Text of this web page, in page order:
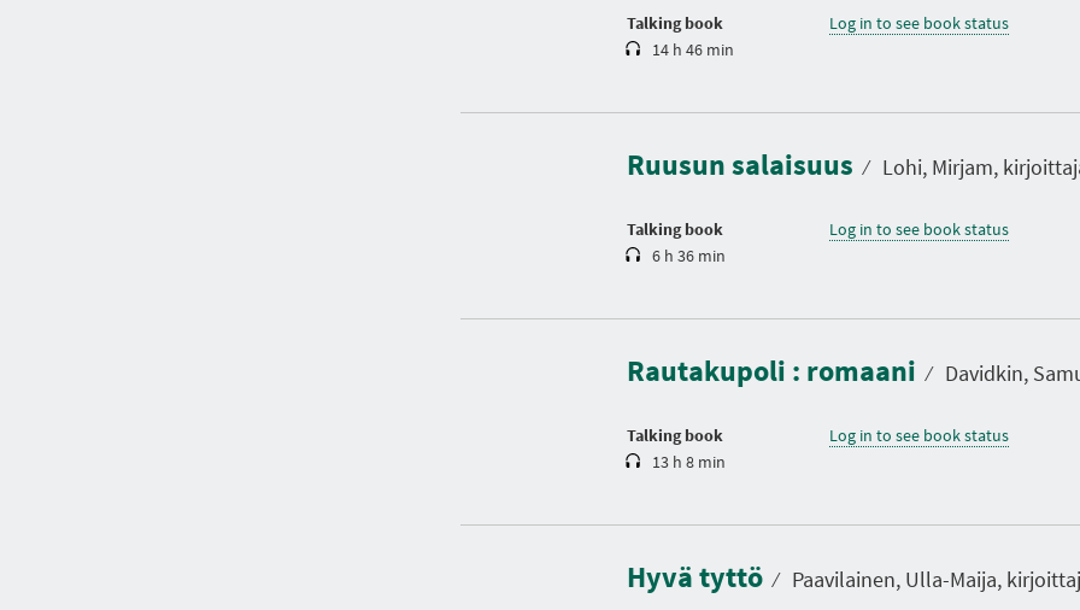
Talking book
n
14 h 46 min
Log in to see book status
Ruusun salaisuus ⁄ Lohi, Mirjam,
Talking book
r
t
i
n
6 h 36 min
Log in to see book status
Rautakupoli : romaani ⁄ Davidkin,
Talking book
r
t
i
n
13 h 8 min
Log in to see book status
Hyvä tyttö ⁄ Paavilainen, Ulla-Maija,
r
t
i